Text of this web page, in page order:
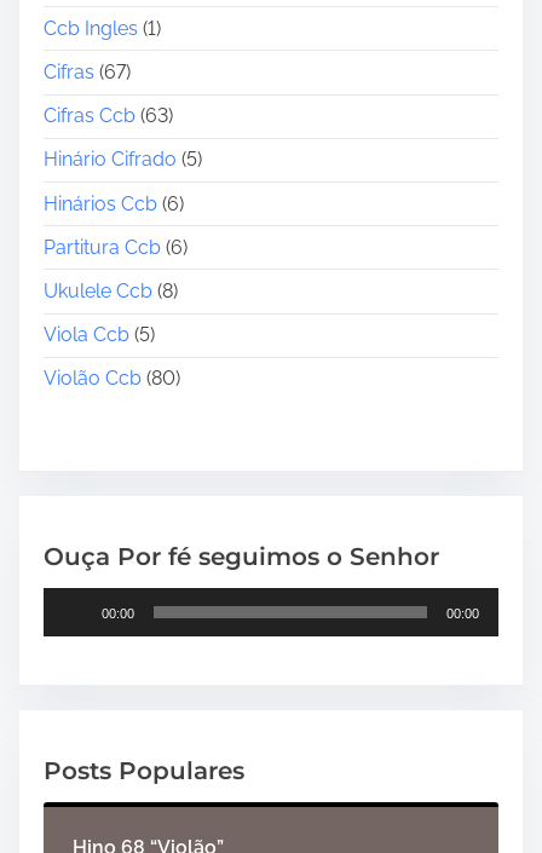
Ccb Ingles (1)
Cifras (67)
Cifras Ccb (63)
Hinário Cifrado (5)
Hinários Ccb (6)
Partitura Ccb (6)
Ukulele Ccb (8)
Viola Ccb (5)
Violão Ccb (80)
Ouça Por fé seguimos o Senhor
r
d
00:00 00:00
Posts Populares
Hino 68 “Violão”